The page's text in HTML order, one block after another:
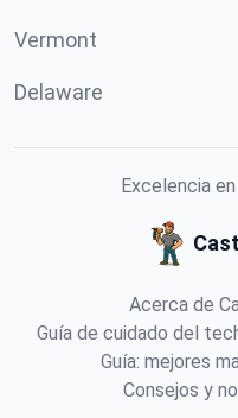
Vermont
Delaware
Excelencia
Acerca de
Guía de cuidado del
Guía: mejores
Consejos y